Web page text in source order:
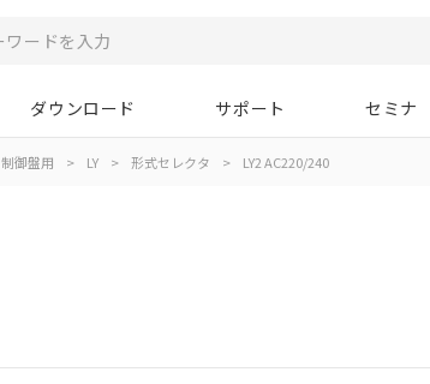
ダウンロード サポート セミナ
制御盤用 > LY > 形式セレクタ > LY2 AC220/240